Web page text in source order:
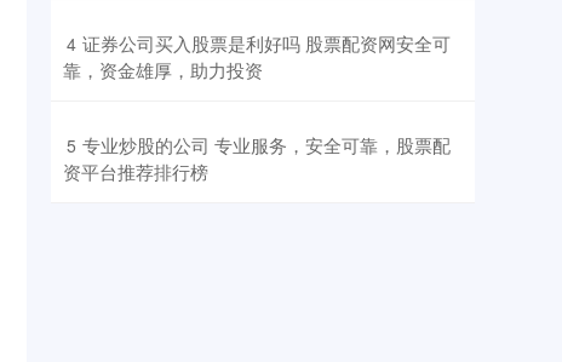
4 ​证券公司买入股票是利好吗 股票配资网安全可
靠，资金雄厚，助力投资
5 ​专业炒股的公司 专业服务，安全可靠，股票配
资平台推荐排行榜